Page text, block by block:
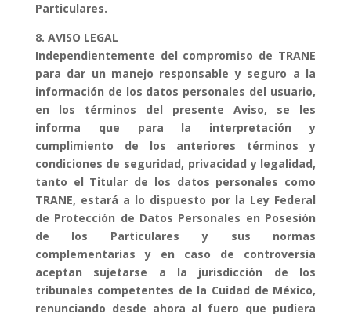
Particulares.
8. AVISO LEGAL
Independientemente del compromiso de TRANE
para dar un manejo responsable y seguro a la
información de los datos personales del usuario,
en los términos del presente Aviso, se les
informa que para la interpretación y
cumplimiento de los anteriores términos y
condiciones de seguridad, privacidad y legalidad,
tanto el Titular de los datos personales como
TRANE, estará a lo dispuesto por la Ley Federal
de Protección de Datos Personales en Posesión
de los Particulares y sus normas
complementarias y en caso de controversia
aceptan sujetarse a la jurisdicción de los
tribunales competentes de la Cuidad de México,
renunciando desde ahora al fuero que pudiera